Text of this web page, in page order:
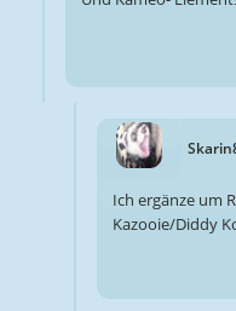
Ich ergänze um
Kazooie/Diddy